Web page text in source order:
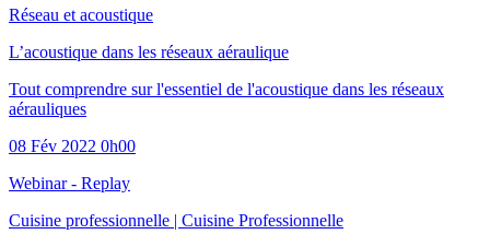
Réseau et acoustique
L’acoustique dans les réseaux aéraulique
Tout comprendre sur l'essentiel de l'acoustique dans les réseaux
aérauliques
08 Fév 2022 0h00
Webinar - Replay
Cuisine professionnelle | Cuisine Professionnelle